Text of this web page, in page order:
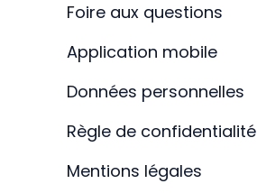
Foire aux questions
Application mobile
Données personnelles
Règle de confidentialité
Mentions légales